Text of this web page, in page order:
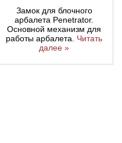
Замок для блочного
арбалета Penetrator.
Основной механизм для
работы арбалета. Читать
далее »